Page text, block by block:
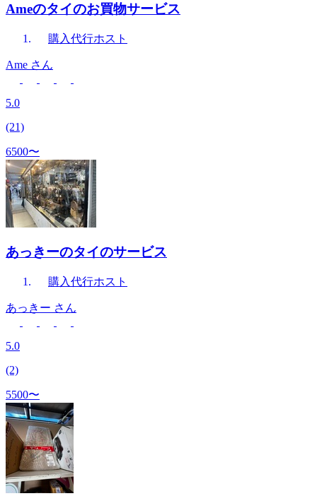
Ameのタイのお買物サービス
購入代行ホスト
Ame さん
5.0
(21)
6500〜
あっきーのタイのサービス
購入代行ホスト
あっきー さん
5.0
(2)
5500〜